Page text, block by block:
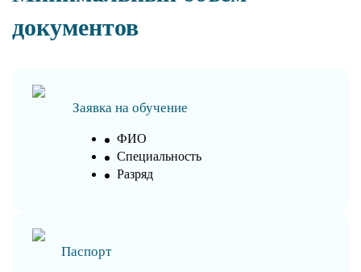
документов
Заявка на обучение
ФИО
Специальность
Разряд
Паспорт